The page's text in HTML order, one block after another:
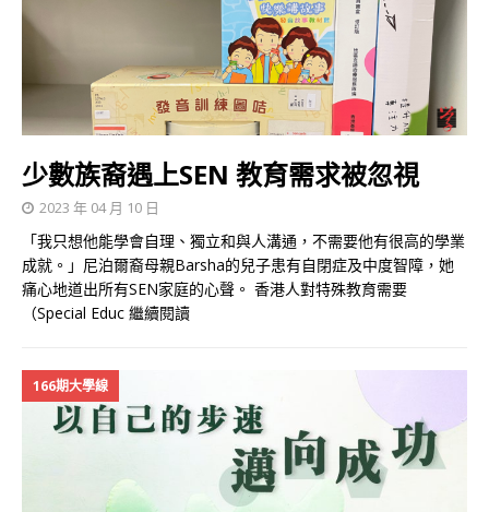
少數族裔遇上SEN 教育需求被忽視
2023 年 04 月 10 日
「我只想他能學會自理、獨立和與人溝通，不需要他有很高的學業
成就。」尼泊爾裔母親Barsha的兒子患有自閉症及中度智障，她
痛心地道出所有SEN家庭的心聲。 香港人對特殊教育需要
（Special Educ 繼續閱讀
166期大學線